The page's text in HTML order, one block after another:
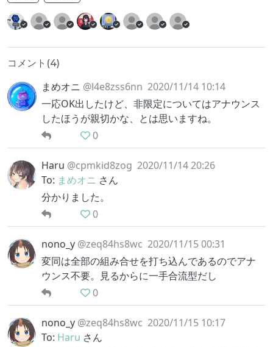
コメント(4)
まめオニ @l4e8zss6nn 2020/11/14 10:14
一応OK出したけど、非限定についてはアナウンス
したほうが親切かな、とは思いますね。
0
Haru @cpmkid8zog 2020/11/14 20:26
To: まめオニ さん
分かりました。
0
nono_y @zeq84hs8wc 2020/11/15 00:31
変同は全部の組み合せを打ち込んであるのでアナ
ウンス不要。見るからに一手合流型だし
0
nono_y @zeq84hs8wc 2020/11/15 10:17
To: Haru さん